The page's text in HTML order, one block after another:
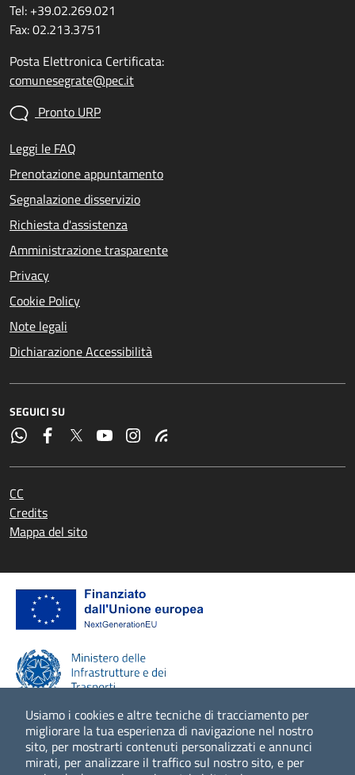
Usiamo i cookies e altre tecniche di tracciamento per
migliorare la tua esperienza di navigazione nel nostro
sito, per mostrarti contenuti personalizzati e annunci
mirati, per analizzare il traffico sul nostro sito, e per
Tel: +39.02.269.021
Fax: 02.213.3751
Posta Elettronica Certificata:
comunesegrate@pec.it
Pronto URP
Leggi le FAQ
Prenotazione appuntamento
Segnalazione disservizio
Richiesta d'assistenza
Amministrazione trasparente
Privacy
Cookie Policy
Note legali
Dichiarazione Accessibilità
SEGUICI SU
CC
Credits
Mappa del sito
Scopri di più